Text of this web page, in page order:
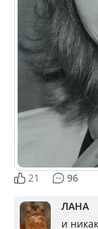
21 96
ЛАНА
и